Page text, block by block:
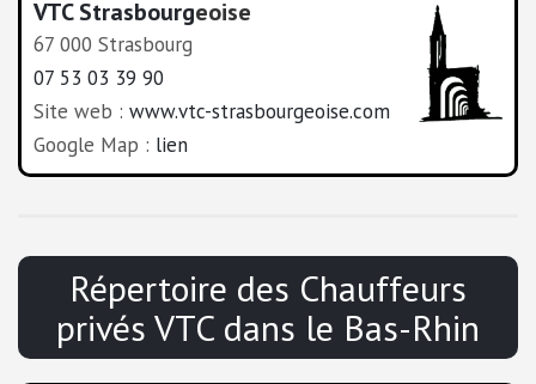
VTC Strasbourgeoise
67 000 Strasbourg
07 53 03 39 90
Site web : www.vtc-strasbourgeoise.com
Google Map : lien
Répertoire des Chauffeurs
privés VTC dans le Bas-Rhin